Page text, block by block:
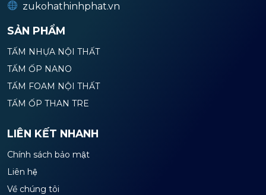
zukohathinhphat.vn
SẢN PHẨM
TẤM NHỰA NỘI THẤT
TẤM ỐP NANO
TẤM FOAM NỘI THẤT
TẤM ỐP THAN TRE
LIÊN KẾT NHANH
Chính sách bảo mật
Liên hệ
Về chúng tôi